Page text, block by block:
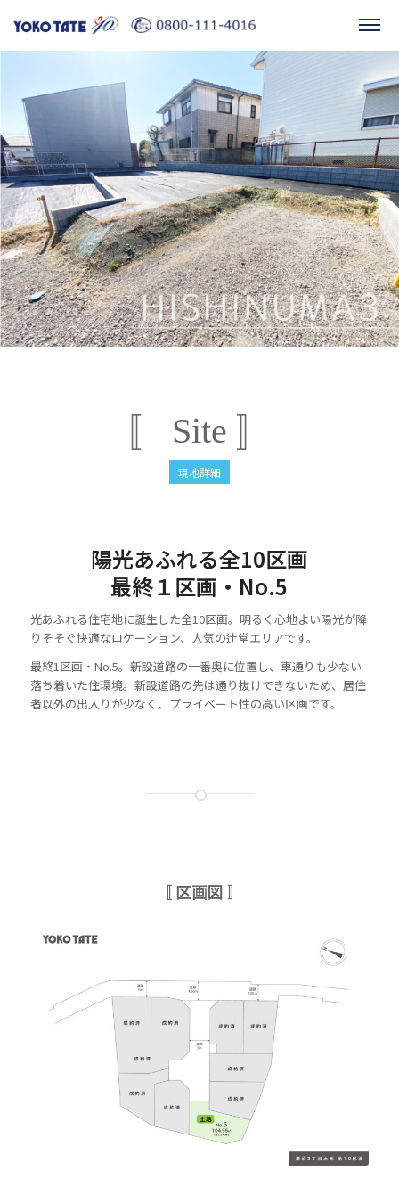
〚 Site 〛
現地詳細
陽光あふれる全10区画
最終１区画・No.5
光あふれる住宅地に誕生した全10区画。明るく心地よい陽光が降
りそそぐ快適なロケーション、人気の辻堂エリアです。
最終1区画・No.5。新設道路の一番奥に位置し、車通りも少ない
落ち着いた住環境。新設道路の先は通り抜けできないため、居住
者以外の出入りが少なく、プライベート性の高い区画です。
〚 区画図 〛